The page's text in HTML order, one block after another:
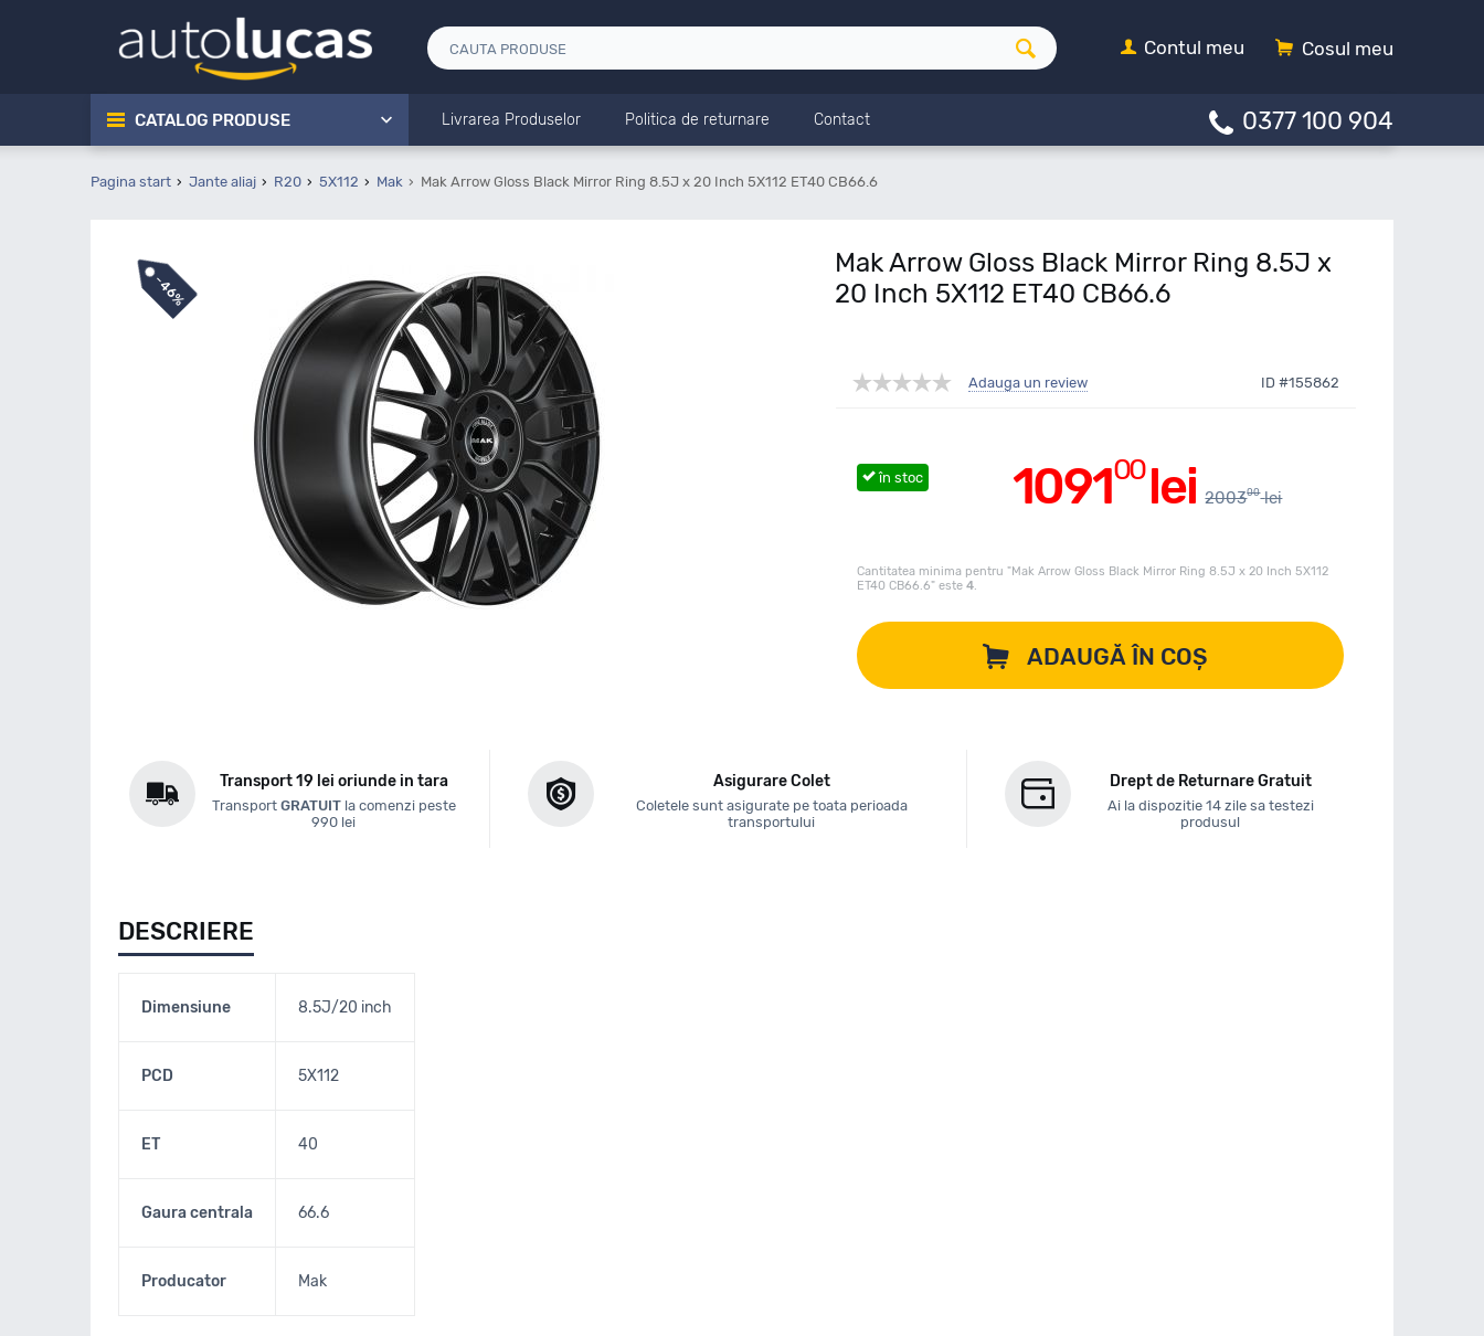
Cosul meu
Contul meu
CATALOG PRODUSE Livrarea Produselor Politica de returnare Contact 0377 100 904
Pagina start Jante aliaj R20 5X112 Mak Mak Arrow Gloss Black Mirror Ring 8.5J x 20 Inch 5X112 ET40 CB66.6
-46%
Mak Arrow Gloss Black Mirror Ring 8.5J x
20 Inch 5X112 ET40 CB66.6
Adauga un review ID #155862
109100lei 200300 lei
în stoc
Cantitatea minima pentru "Mak Arrow Gloss Black Mirror Ring 8.5J x 20 Inch 5X112
ET40 CB66.6" este4.
ADAUGĂ ÎN COȘ
Transport 19 lei oriunde in tara
Transport GRATUITla comenzi peste
990 lei
Asigurare Colet
Coletele sunt asigurate pe toata perioada
transportului
Drept de Returnare Gratuit
Ai la dispozitie 14 zile sa testezi
produsul
DESCRIERE
Dimensiune 8.5J/20 inch
PCD 5X112
ET 40
Gaura centrala 66.6
Producator Mak